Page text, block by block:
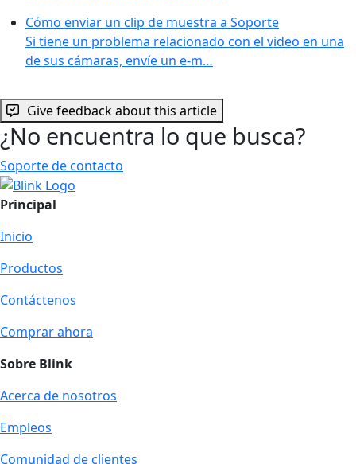
Cómo enviar un clip de muestra a Soporte
Si tiene un problema relacionado con el video en una
de sus cámaras, envíe un e-m…
Give feedback about this article
¿No encuentra lo que busca?
Soporte de contacto
Principal
Inicio
Productos
Contáctenos
Comprar ahora
Sobre Blink
Acerca de nosotros
Empleos
Comunidad de clientes